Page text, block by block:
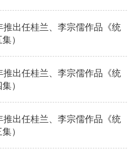
出任桂兰、李宗儒作品《统
）
出任桂兰、李宗儒作品《统
）
出任桂兰、李宗儒作品《统
）